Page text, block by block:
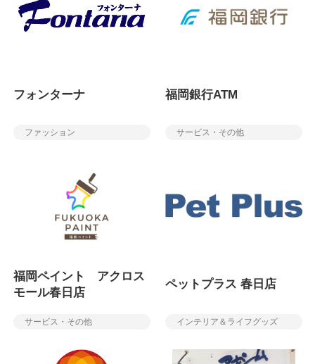
フォンターナ
ファッション
福岡銀行ATM
サービス・その他
福岡ペイント アクロス
モール春日店
サービス・その他
ペットプラス 春日店
インテリア＆ライフグッズ